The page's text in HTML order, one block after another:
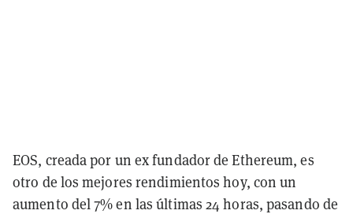
EOS, creada por un ex fundador de Ethereum, es
otro de los mejores rendimientos hoy, con un
aumento del 7% en las últimas 24 horas, pasando de